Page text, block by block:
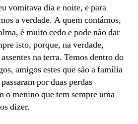
vomitava dia e noite, e para
a verdade. A quem contámos,
é muito cedo e pode não dar
isto, porque, na verdade,
na terra. Temos dentro do
amigos estes que são a família
por duas perdas
o menino que tem sempre uma
dizer.